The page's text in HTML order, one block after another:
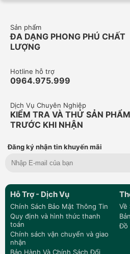
Sản phẩm
ĐA DẠNG PHONG PHÚ CHẤT
LƯỢNG
Hotline hỗ trợ
0964.975.999
Dịch Vụ Chuyên Nghiệp
KIỂM TRA VÀ THỬ SẢN PHẨM
TRƯỚC KHI NHẬN
Đăng ký nhận tin khuyến mãi
Hỗ Trợ - Dịch Vụ
Chính Sách Bảo Mật Thông Tin
Quy định và hình thức thanh
toán
Chính sách vận chuyển và giao
nhận
Bảo Hành Và Chính Sách Đổi
Về
Đồ